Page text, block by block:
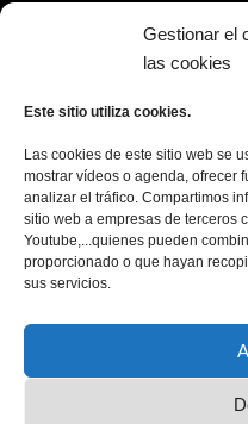
Gestionar el
las cookies
Este sitio utiliza cookies.
Las cookies de este sitio web se
mostrar vídeos o agenda, ofrecer
analizar el tráfico. Compartimos
sitio web a empresas de terceros
Youtube,...quienes pueden
proporcionado o que hayan
sus servicios.
https://
Nota Legal
Política de privacidad
Política de cookies
APÚNTATE AL